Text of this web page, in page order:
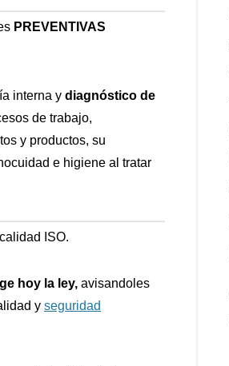
PREVENTIVAS
interna y diagnóstico de
de trabajo,
y productos, su
e higiene al tratar
ISO.
hoy la ley, avisandoles
y seguridad